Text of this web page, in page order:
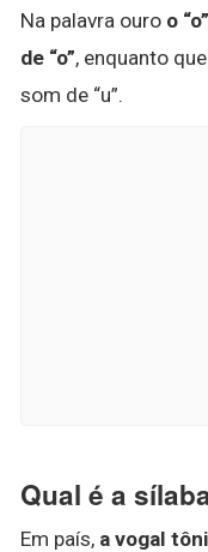
Na palavra ouro o
de “o”, enquanto
som de “u”.
Qual é a
Em país, a vogal